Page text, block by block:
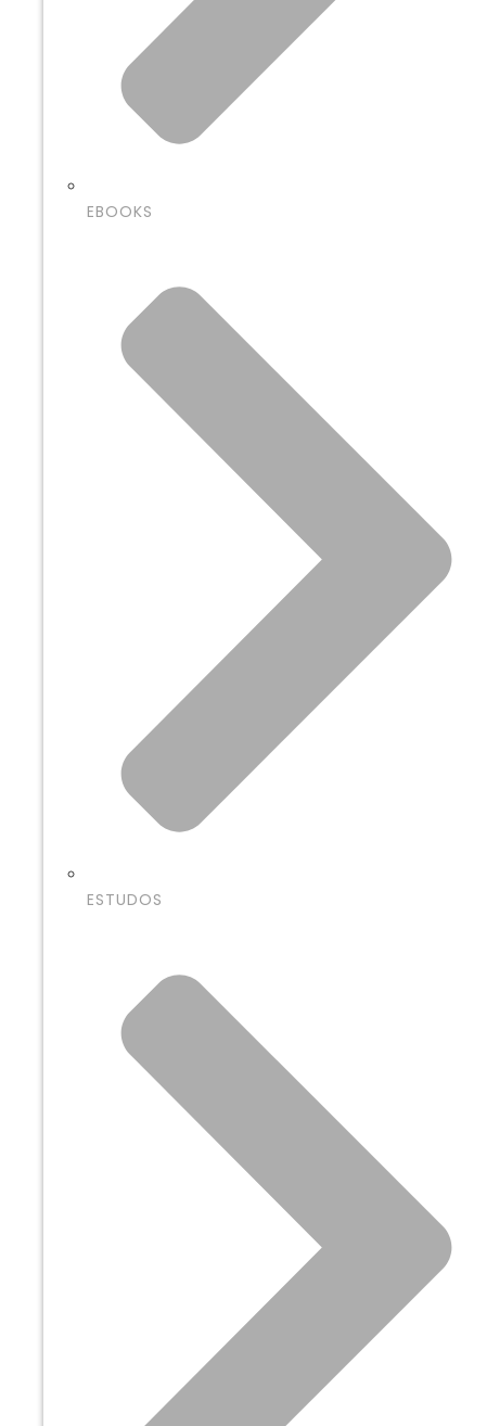
EBOOKS
ESTUDOS